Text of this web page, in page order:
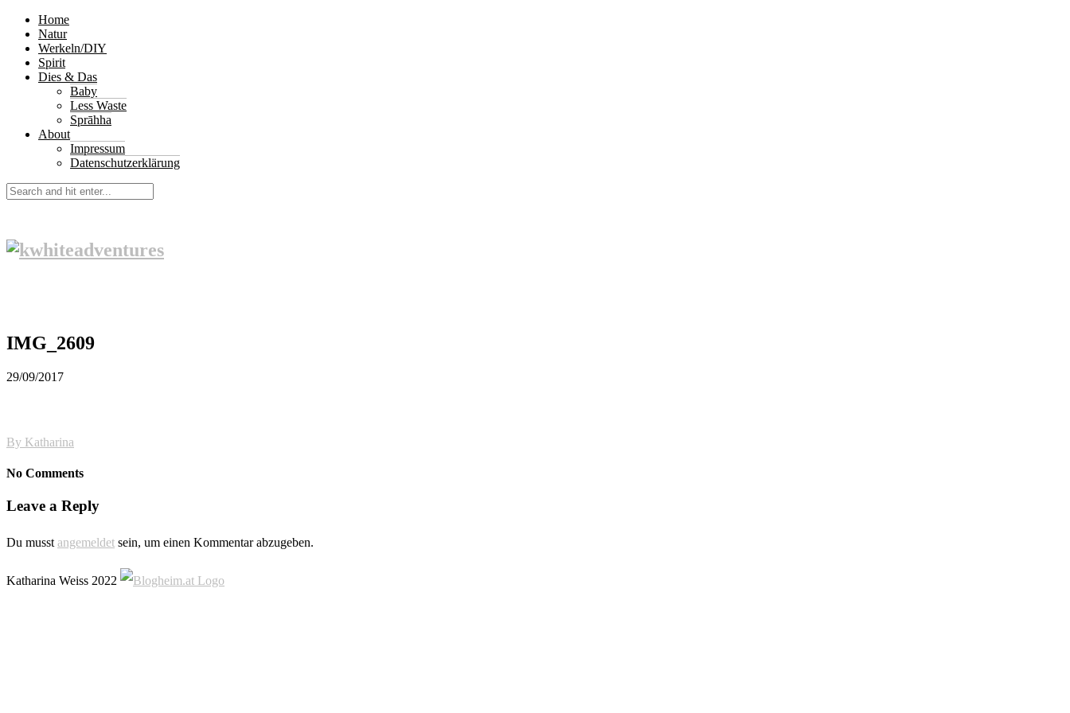
Home
Natur
Werkeln/DIY
Spirit
Dies & Das
Baby
Less Waste
Sprāhha
About
Impressum
Datenschutzerklärung
IMG_2609
29/09/2017
By Katharina
No Comments
Leave a Reply
Du musst angemeldet sein, um einen Kommentar abzugeben.
Katharina Weiss 2022